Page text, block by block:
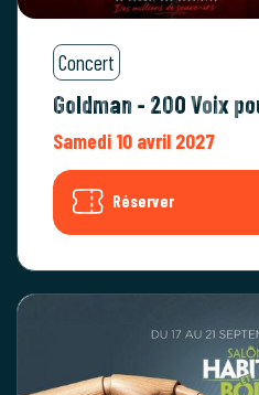
Concert
Goldman - 200 Voix
Samedi 10 avril 2027
Réserver